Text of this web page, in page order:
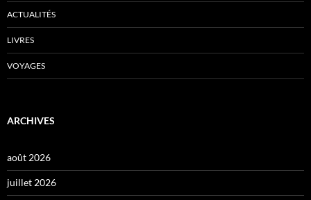
ACTUALITÉS
LIVRES
VOYAGES
ARCHIVES
août 2026
juillet 2026